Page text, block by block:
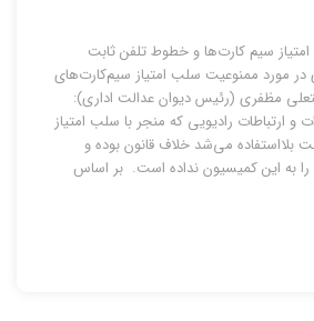
سیم‌ کارت‌ها و خطوط تلفن ثابت
در مورد ممنوعیت سلب امتیاز سیم‌کارت‌های
مظفری (رئیس دیوان عدالت اداری):
ارتباطات رادیویی که منجر با سلب امتیاز
بلااستفاده می‌شد خلاف قانون بوده و
را به این کمیسیون نداده است. بر اساس